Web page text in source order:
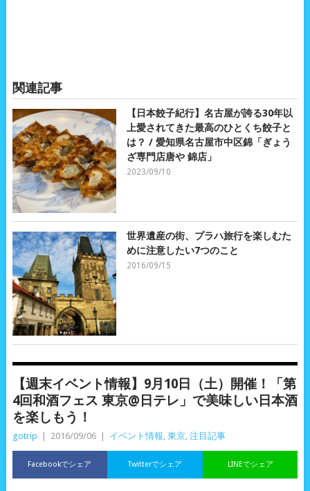
関連記事
【日本餃子紀行】名古屋が誇る30年以
上愛されてきた最高のひとくち餃子と
は？ / 愛知県名古屋市中区錦「ぎょう
ざ専門店唐や 錦店」
2023/09/10
世界遺産の街、プラハ旅行を楽しむた
めに注意したい7つのこと
2016/09/15
【週末イベント情報】9月10日（土）開催！「第
4回和酒フェス 東京@日テレ」で美味しい日本酒
を楽しもう！
gotrip 2016/09/06 イベント情報 東京, 注目記事
Facebookでシェア LINEでシェア
Twitterでシェア